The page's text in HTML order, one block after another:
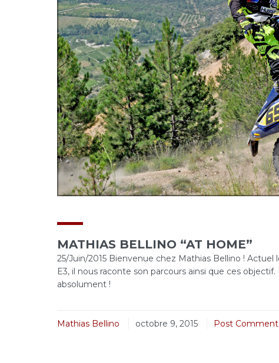
MATHIAS BELLINO “AT HOME”
25/Juin/2015 Bienvenue chez Mathias Bellino !
E3, il nous raconte son parcours ainsi que ces
absolument !
Mathias Bellino octobre 9, 2015 Post Comment